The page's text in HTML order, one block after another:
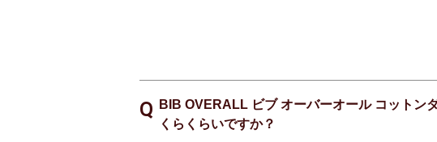
BIB OVERALL ビブ オーバーオール コットン
くらくらいですか？